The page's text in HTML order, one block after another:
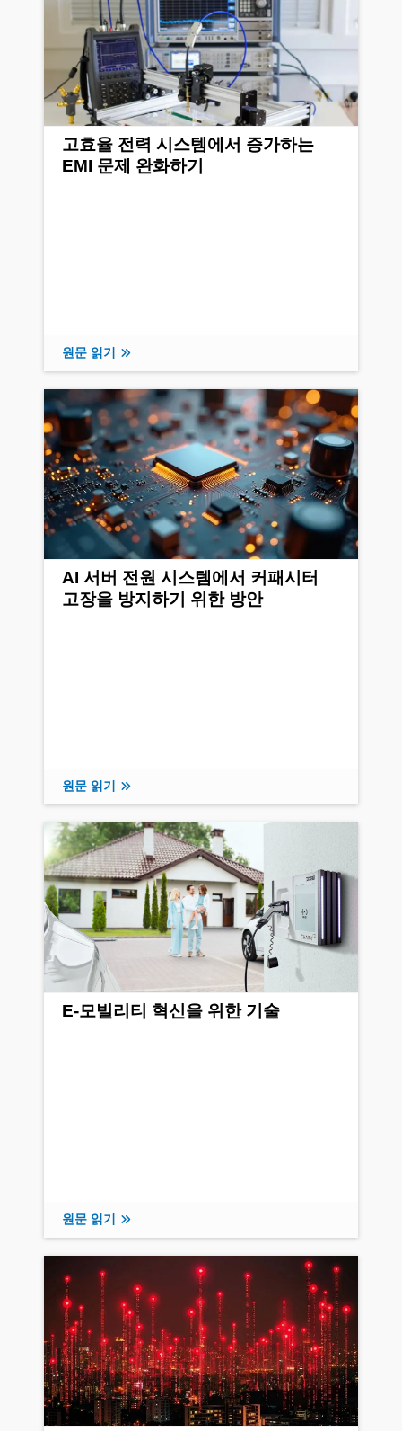
고효율 전력 시스템에서 증가하는
EMI 문제 완화하기
원문 읽기
AI 서버 전원 시스템에서 커패시터
고장을 방지하기 위한 방안
원문 읽기
E-모빌리티 혁신을 위한 기술
원문 읽기